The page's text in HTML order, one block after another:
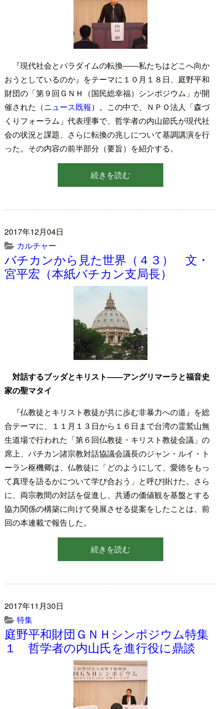
『現代社会とパラダイムの転換――私たちはどこへ向か
おうとしているのか』をテーマに１０月１８日、庭野平和
財団の「第９回ＧＮＨ（国民総幸福）シンポジウム」が開
催された（ニュース既報）。この中で、ＮＰＯ法人「森づ
くりフォーラム」代表理事で、哲学者の内山節氏が現代社
会の状況と課題、さらに転換の兆しについて基調講演を行
った。その内容の前半部分（要旨）を紹介する。
続きを読む
2017年12月04日
カルチャー
バチカンから見た世界（４３） 文・
宮平宏（本紙バチカン支局長）
対話するブッダとキリスト――アングリマーラと福音史
家の聖マタイ
『仏教徒とキリスト教徒が共に歩む非暴力への道』を総
合テーマに、１１月１３日から１６日まで台湾の霊鷲山無
生道場で行われた「第６回仏教徒・キリスト教徒会議」の
席上、バチカン諸宗教対話協議会議長のジャン・ルイ・ト
ーラン枢機卿は、仏教徒に「どのようにして、愛徳をもっ
て真理を語るかについて学び合おう」と呼び掛けた。さら
に、両宗教間の対話を促進し、共通の価値観を基盤とする
協力関係の構築に向けて発展させる提案をしたことは、前
回の本連載で報告した。
続きを読む
2017年11月30日
特集
庭野平和財団ＧＮＨシンポジウム特集
１ 哲学者の内山氏を進行役に鼎談